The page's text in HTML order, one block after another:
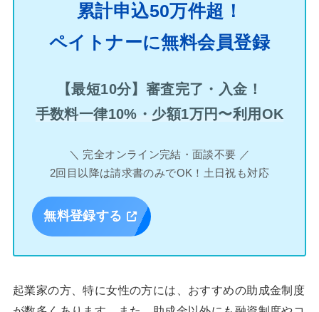
累計申込50万件超！
ペイトナーに無料会員登録
【最短10分】審査完了・入金！
手数料一律10%・少額1万円〜利用OK
＼ 完全オンライン完結・面談不要 ／
2回目以降は請求書のみでOK！土日祝も対応
無料登録する
起業家の方、特に女性の方には、おすすめの助成金制度